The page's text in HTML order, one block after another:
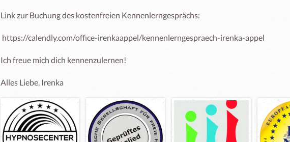
Link zur Buchung des kostenfreien Kennenlerngesprächs:
Ich freue mich dich kennenzulernen!